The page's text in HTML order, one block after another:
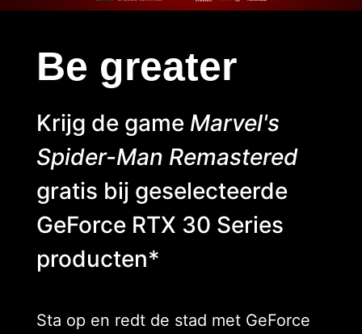
Be greater
Krijg de game Marvel's
Spider-Man Remastered
gratis bij geselecteerde
GeForce RTX 30 Series
producten*
Sta op en redt de stad met GeForce